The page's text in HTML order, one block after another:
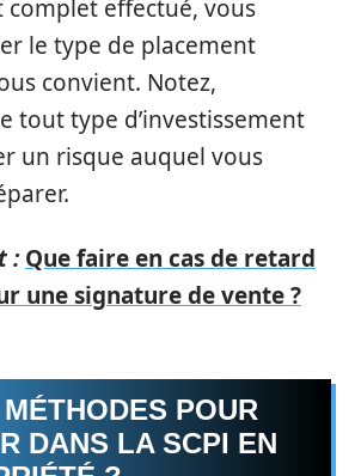
complet effectué, vous
le type de placement
convient. Notez,
tout type d’investissement
un risque auquel vous
: Que faire en cas de retard
une signature de vente ?
POUR
DANS LA SCPI EN